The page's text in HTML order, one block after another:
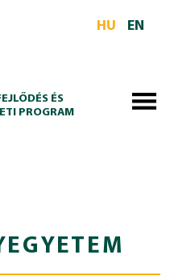
HU
EN
ÉS
PROGRAM